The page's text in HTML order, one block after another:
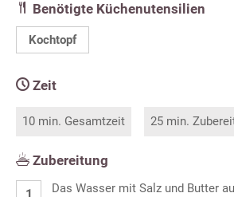
Benötigte Küchenutensilien
Kochtopf
Zeit
10 min. Gesamtzeit 25 min.
Zubereitung
Das Wasser mit Salz und Butter